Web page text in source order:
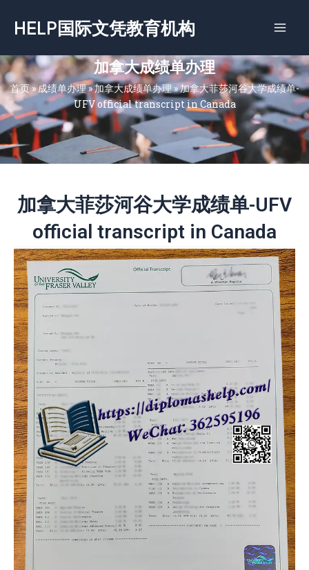
容
HELP国际文凭教育机构
加拿大成绩单办理
首页»成绩单办理»加拿大成绩单办理»加拿大菲莎河谷大学成绩单-
UFV official transcript in Canada
加拿大菲莎河谷大学成绩单-UFV
official transcript in Canada